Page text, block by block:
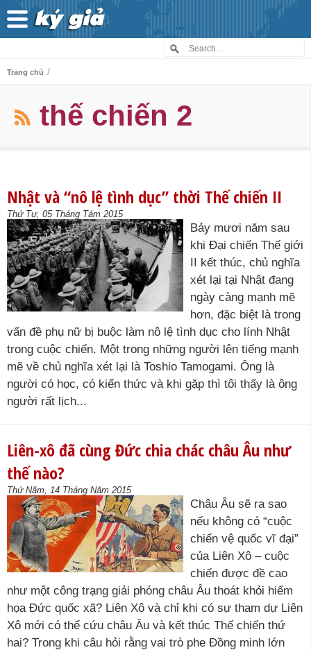
Trang chủ /
thế chiến 2
Nhật và “nô lệ tình dục” thời Thế chiến II
Thứ Tư, 05 Tháng Tám 2015
Bảy mươi năm sau
khi Đại chiến Thế giới
II kết thúc, chủ nghĩa
xét lại tại Nhật đang
ngày càng mạnh mẽ
hơn, đặc biệt là trong
vấn đề phụ nữ bị buộc làm nô lệ tình dục cho lính Nhật
trong cuộc chiến. Một trong những người lên tiếng mạnh
mẽ về chủ nghĩa xét lại là Toshio Tamogami. Ông là
người có học, có kiến thức và khi gặp thì tôi thấy là ông
người rất lịch...
Liên-xô đã cùng Đức chia chác châu Âu như
thế nào?
Thứ Năm, 14 Tháng Năm 2015
Châu Âu sẽ ra sao
nếu không có “cuộc
chiến vệ quốc vĩ đại”
của Liên Xô – cuộc
chiến được đề cao
như một công trạng giải phóng châu Âu thoát khỏi hiểm
họa Đức quốc xã? Liên Xô và chỉ khi có sự tham dự Liên
Xô mới có thể cứu châu Âu và kết thúc Thế chiến thứ
hai? Trong khi câu hỏi rằng vai trò phe Đồng minh lớn